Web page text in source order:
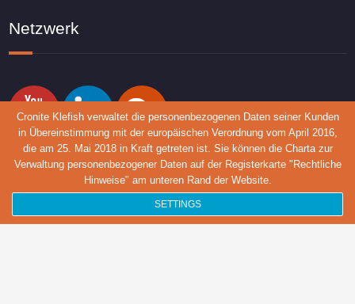
Netzwerk
Legal notice
Cronite-Group © 2018 - 2021
Cronite Klefish verwaltet die personenbezogenen Daten seiner Kunden
in Übereinstimmung mit der europäischen Verordnung vom April 2016,
die am 25. Mai 2018 in Kraft getreten ist. Sie können die Charta zur
Verwaltung personenbezogener Daten auf der Registerkarte "Rechtliche
Hinweise" am unteren Rand der Website.
SETTINGS